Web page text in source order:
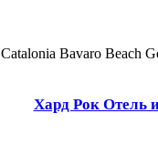
Catalonia Bavaro Beach
Хард Рок Отель